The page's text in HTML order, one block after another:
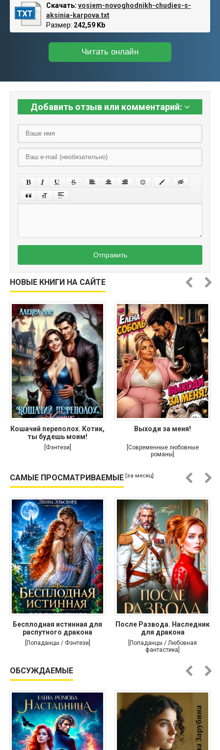
Скачать: vosiem-novoghodnikh-chudies-s-
aksinia-karpova.txt
Размер: 242,59 Kb
Читать онлайн
Добавить отзыв или комментарий:
Отправить
НОВЫЕ КНИГИ НА САЙТЕ
Кошачий переполох. Котик,
ты будешь моим!
[Фэнтези]
Выходи за меня!
[Современные любовные
романы]
САМЫЕ ПРОСМАТРИВАЕМЫЕ [за месяц]
Бесплодная истинная для
распутного дракона
[Попаданцы / Фэнтези]
После Развода. Наследник
для дракона
[Попаданцы / Любовная
фантастика]
ОБСУЖДАЕМЫЕ